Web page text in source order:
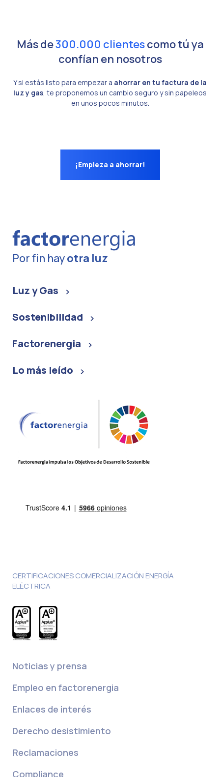
Más de300.000 clientescomo tú ya
confían en nosotros
Y si estás listo para empezar a ahorrar en tu factura de la
luz y gas, te proponemos un cambio seguro y sin papeleos
en unos pocos minutos.
¡Empieza a ahorrar!
Por fin hayotra luz
Luz y Gas
Sostenibilidad
Factorenergia
Lo más leído
CERTIFICACIONES COMERCIALIZACIÓN ENERGÍA
ELÉCTRICA
Noticias y prensa
Empleo en factorenergia
Enlaces de interés
Derecho desistimiento
Reclamaciones
Compliance